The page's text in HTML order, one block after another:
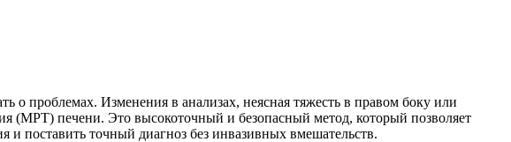
о проблемах. Изменения в анализах, неясная тяжесть в правом боку или
(МРТ) печени. Это высокоточный и безопасный метод, который позволяет
и поставить точный диагноз без инвазивных вмешательств.